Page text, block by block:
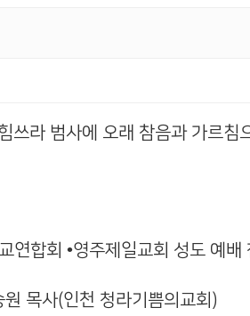
라 범사에 오래 참음과 가르
합회 •영주제일교회 성도 예배
목사(인천 청라기쁨의교회)